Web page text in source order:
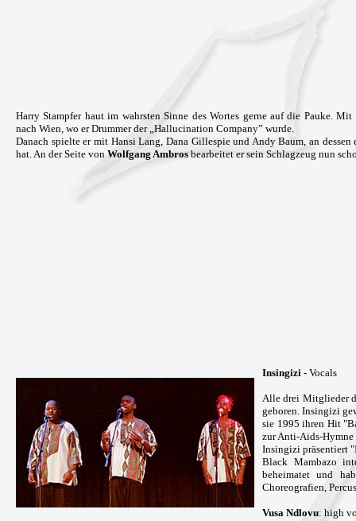
Harry Stampfer haut im wahrsten Sinne des Wortes gerne auf die Pauke.
nach Wien, wo er Drummer der „Hallucination Company” wurde.
Danach spielte er mit Hansi Lang, Dana Gillespie und Andy Baum, an
hat. An der Seite von Wolfgang Ambros bearbeitet er sein Schlagzeug nun
Insingizi - Vocals
Alle drei Mitglieder
geboren. Insingizi
sie 1995 ihren Hit
zur Anti-Aids-Hymne
Insingizi präsentiert
Black Mambazo
beheimatet und
Choreografien,
Vusa Ndlovu: high